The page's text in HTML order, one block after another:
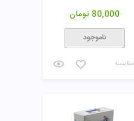
80,000 تومان
ناموجود
مقایسـه